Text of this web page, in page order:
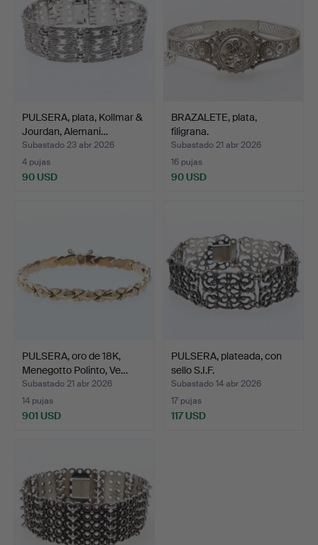
PULSERA, plata, Kollmar &
Jourdan, Alemani…
Subastado 23 abr 2026
4 pujas
90 USD
BRAZALETE, plata,
filigrana.
Subastado 21 abr 2026
16 pujas
90 USD
PULSERA, oro de 18K,
Menegotto Polinto, Ve…
Subastado 21 abr 2026
14 pujas
901 USD
PULSERA, plateada, con
sello S.I.F.
Subastado 14 abr 2026
17 pujas
117 USD